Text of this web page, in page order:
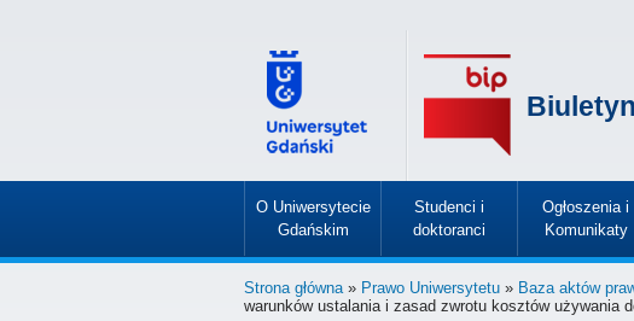
O Uniwersytecie
Gdańskim
»
Studenci i
doktoranci
»
Ogłoszenia i
Komunikaty
»
Strona główna» Prawo Uniwersytetu » Baza aktów
warunków ustalania i zasad zwrotu kosztów używania